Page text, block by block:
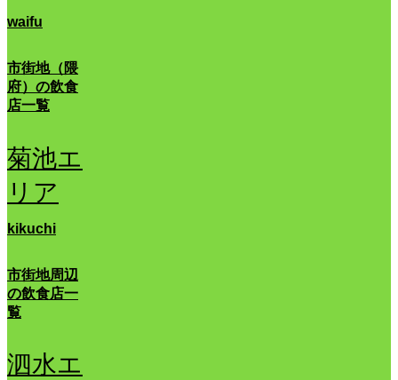
waifu
市街地（隈
府）の飲食
店一覧
菊池エ
リア
kikuchi
市街地周辺
の飲食店一
覧
泗水エ